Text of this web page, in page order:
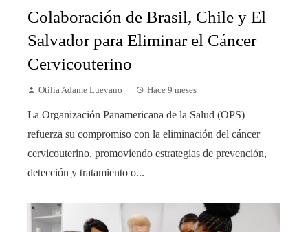
Colaboración de Brasil, Chile y El
Salvador para Eliminar el Cáncer
Cervicouterino
Otilia Adame Luevano Hace 9 meses
La Organización Panamericana de la Salud (OPS)
refuerza su compromiso con la eliminación del cáncer
cervicouterino, promoviendo estrategias de prevención,
detección y tratamiento o...